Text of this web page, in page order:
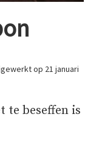
op 21 januari
te beseffen is